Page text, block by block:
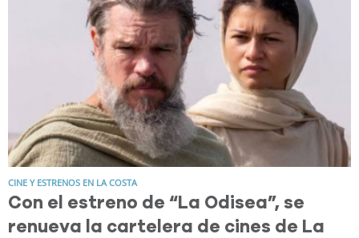
CINE Y ESTRENOS EN LA COSTA
Con el estreno de “La Odisea”, se
renueva la cartelera de cines de La